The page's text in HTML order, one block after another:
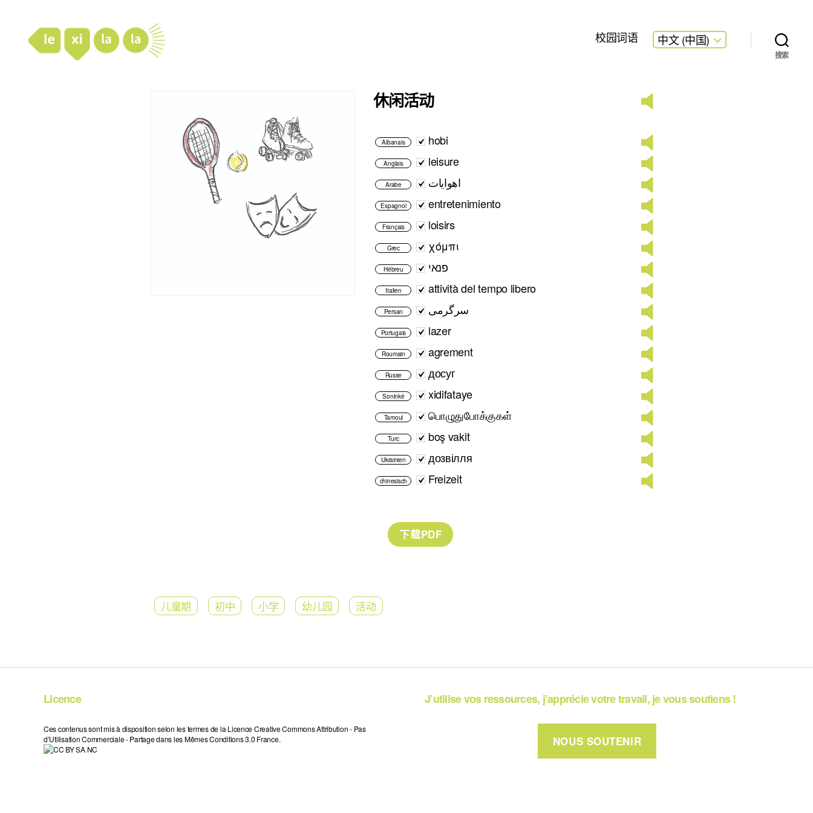
校园词语 中文 (中国)
搜索
休闲活动
Albanais hobi
Anglais leisure
Arabe اهوايات
Espagnol entretenimiento
Français loisirs
Grec χόμπι
Hébreu פנאי
Italien attività del tempo libero
Persan سرگرمی
Portugais lazer
Roumain agrement
Russe досуг
Soninké xidifataye
Tamoul பொழுதுபோக்குகள்
Turc boş vakit
Ukrainien дозвілля
chinesisch Freizeit
儿童期 初中 小学 幼儿园 活动
Licence
Ces contenus sont mis à disposition selon les termes de la Licence Creative Commons Attribution - Pas
d’Utilisation Commerciale - Partage dans les Mêmes Conditions 3.0 France.
J’utilise vos ressources, j’apprécie votre travail, je vous soutiens !
NOUS SOUTENIR